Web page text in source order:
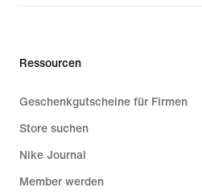
Ressourcen
Geschenkgutscheine für Firmen
Store suchen
Nike Journal
Member werden